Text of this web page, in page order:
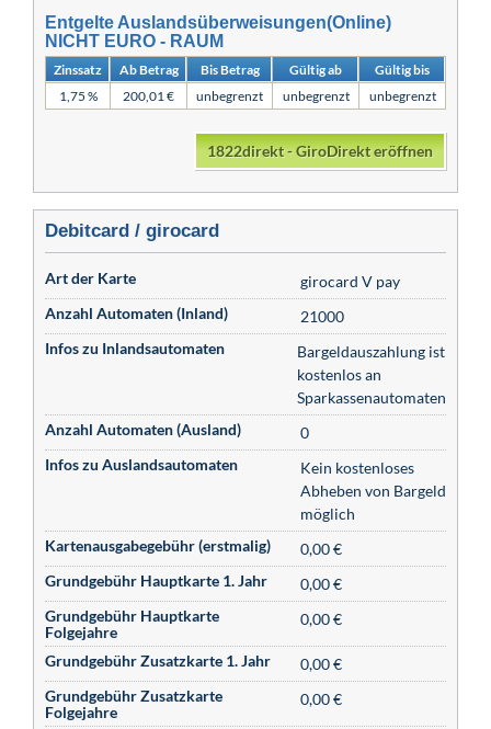
Entgelte Auslandsüberweisungen(Online)
NICHT EURO - RAUM
Zinssatz Ab Betrag Bis Betrag Gültig ab
Gültig bis
1,75 %
200,01 € unbegrenzt unbegrenzt unbegrenzt
1822direkt - GiroDirekt eröffnen
Debitcard / girocard
Art der Karte
girocard V pay
Anzahl Automaten (Inland)
21000
Infos zu Inlandsautomaten
Bargeldauszahlung ist
kostenlos an
Sparkassenautomaten
Anzahl Automaten (Ausland)
0
Infos zu Auslandsautomaten
Kein kostenloses
Abheben von Bargeld
möglich
Kartenausgabegebühr (erstmalig)
0,00 €
Grundgebühr Hauptkarte 1. Jahr
0,00 €
Grundgebühr Hauptkarte
Folgejahre
0,00 €
Grundgebühr Zusatzkarte 1. Jahr
0,00 €
Grundgebühr Zusatzkarte
Folgejahre
0,00 €